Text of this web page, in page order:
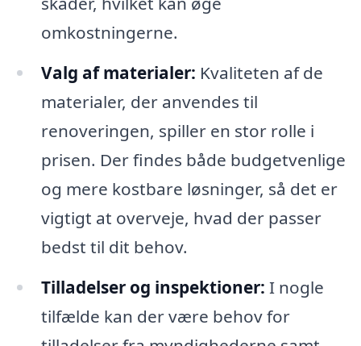
omkostningerne.
Valg af materialer: Kvaliteten af de
materialer, der anvendes til
renoveringen, spiller en stor rolle i
prisen. Der findes både budgetvenlige
og mere kostbare løsninger, så det er
vigtigt at overveje, hvad der passer
bedst til dit behov.
Tilladelser og inspektioner: I nogle
tilfælde kan der være behov for